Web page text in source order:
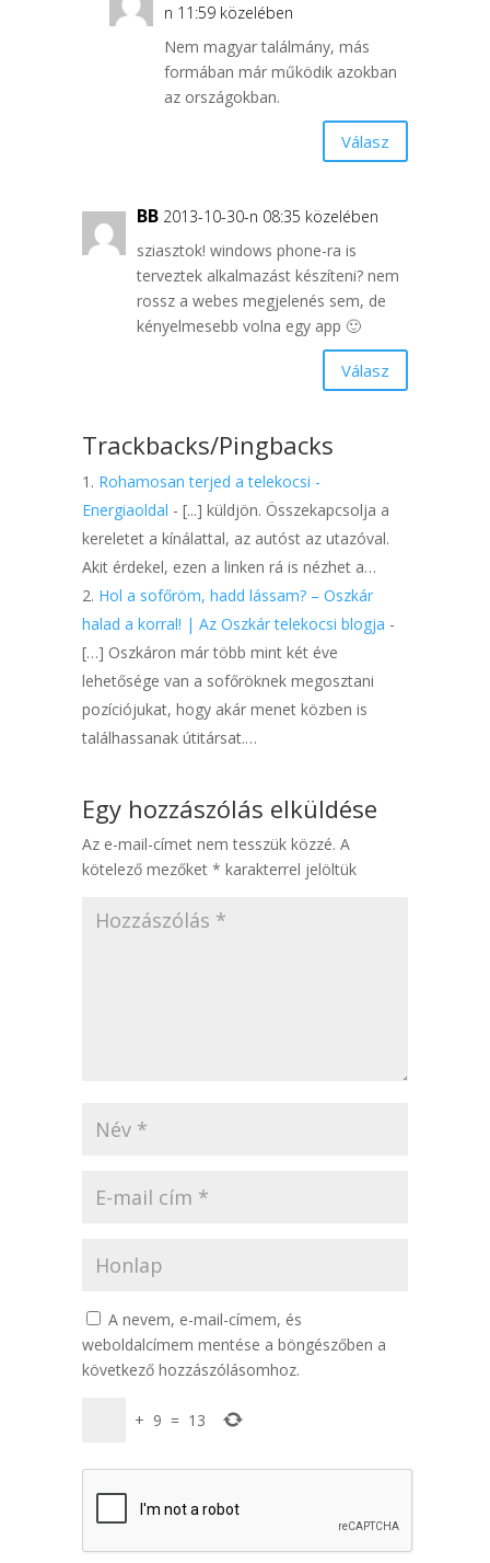
n 11:59 közelében
Nem magyar találmány, más
formában már működik azokban
az országokban.
Válasz
BB 2013-10-30-n 08:35 közelében
sziasztok! windows phone-ra is
terveztek alkalmazást készíteni? nem
rossz a webes megjelenés sem, de
kényelmesebb volna egy app 🙂
Válasz
Trackbacks/Pingbacks
Rohamosan terjed a telekocsi -
Energiaoldal - [...] küldjön. Összekapcsolja a
kereletet a kínálattal, az autóst az utazóval.
Akit érdekel, ezen a linken rá is nézhet a…
Hol a sofőröm, hadd lássam? – Oszkár
halad a korral! | Az Oszkár telekocsi blogja -
[…] Oszkáron már több mint két éve
lehetősége van a sofőröknek megosztani
pozíciójukat, hogy akár menet közben is
találhassanak útitársat.…
Egy hozzászólás elküldése
Az e-mail-címet nem tesszük közzé. A
kötelező mezőket * karakterrel jelöltük
A nevem, e-mail-címem, és
weboldalcímem mentése a böngészőben a
következő hozzászólásomhoz.
+ 9 = 13